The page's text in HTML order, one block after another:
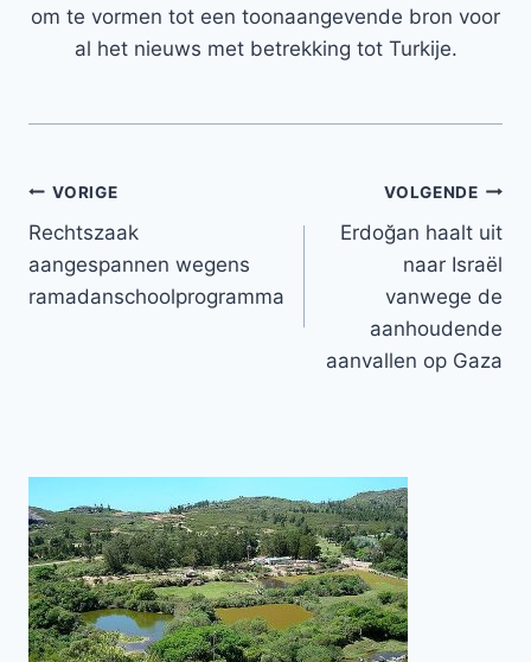
om te vormen tot een toonaangevende bron voor
al het nieuws met betrekking tot Turkije.
Bericht
navigatie
VORIGE
Rechtszaak
aangespannen wegens
ramadanschoolprogramma
VOLGENDE
Erdoğan haalt uit
naar Israël
vanwege de
aanhoudende
aanvallen op Gaza